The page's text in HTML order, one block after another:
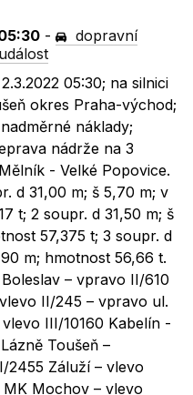
-
dopravní
05:30; na silnici
okres Praha-východ;
náklady;
nádrže na 3
- Velké Popovice.
d 31,00 m; š 5,70 m; v
t; 2 soupr. d 31,50 m; š
57,375 t; 3 soupr. d
m; hmotnost 56,66 t.
– vpravo II/610
II/245 – vpravo ul.
III/10160 Kabelín -
Toušeň –
2455 Záluží – vlevo
MK Mochov – vlevo